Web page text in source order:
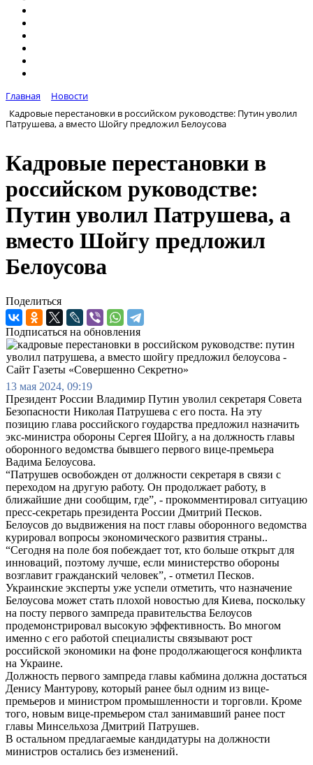
Главная
Новости
Кадровые перестановки в российском руководстве: Путин уволил
Патрушева, а вместо Шойгу предложил Белоусова
Кадровые перестановки в
российском руководстве:
Путин уволил Патрушева, а
вместо Шойгу предложил
Белоусова
Поделиться
Подписаться на обновления
13 мая 2024, 09:19
Президент России Владимир Путин уволил секретаря Совета
Безопасности Николая Патрушева с его поста. На эту
позицию глава российского гоударства предложил назначить
экс-министра обороны Сергея Шойгу, а на должность главы
оборонного ведомства бывшего первого вице-премьера
Вадима Белоусова.
“Патрушев освобожден от должности секретаря в связи с
переходом на другую работу. Он продолжает работу, в
ближайшие дни сообщим, где”, - прокомментировал ситуацию
пресс-секретарь президента России Дмитрий Песков.
Белоусов до выдвижения на пост главы оборонного ведомства
курировал вопросы экономического развития страны..
“Сегодня на поле боя побеждает тот, кто больше открыт для
инноваций, поэтому лучше, если министерство обороны
возглавит гражданский человек”, - отметил Песков.
Украинские эксперты уже успели отметить, что назначение
Белоусова может стать плохой новостью для Киева, поскольку
на посту первого зампреда правительства Белоусов
продемонстрировал высокую эффективность. Во многом
именно с его работой специалисты связывают рост
российской экономики на фоне продолжающегося конфликта
на Украине.
Должность первого зампреда главы кабмина должна достаться
Денису Мантурову, который ранее был одним из вице-
премьеров и министром промышленности и торговли. Кроме
того, новым вице-премьером стал занимавший ранее пост
главы Минсельхоза Дмитрий Патрушев.
В остальном предлагаемые кандидатуры на должности
министров остались без изменений.